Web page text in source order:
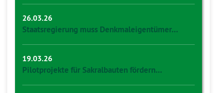
26.03.26
Staatsregierung muss Denkmaleigentümer…
19.03.26
Pilotprojekte für Sakralbauten fördern…